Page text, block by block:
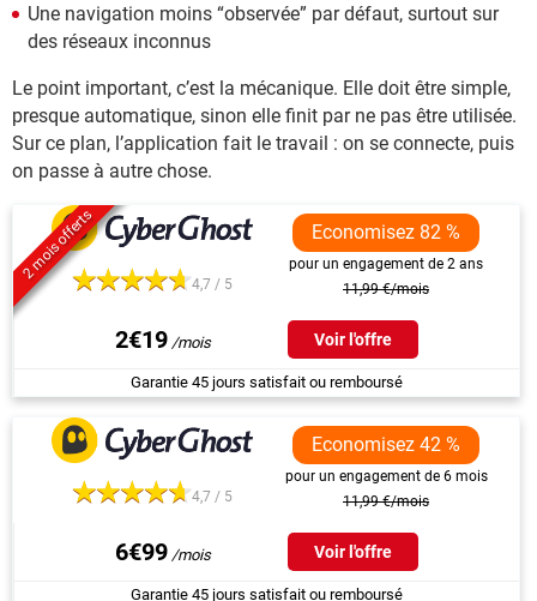
Une navigation moins “observée” par défaut, surtout sur
des réseaux inconnus
Le point important, c’est la mécanique. Elle doit être simple,
presque automatique, sinon elle finit par ne pas être utilisée.
Sur ce plan, l’application fait le travail : on se connecte, puis
on passe à autre chose.
2 mois offerts
4,7 / 5
Economisez 82 %
pour un engagement de 2 ans
11,99 €/mois
2€19 Voir l'offre
Garantie 45 jours satisfait ou remboursé
4,7 / 5
Economisez 42 %
pour un engagement de 6 mois
11,99 €/mois
6€99 Voir l'offre
Garantie 45 jours satisfait ou remboursé